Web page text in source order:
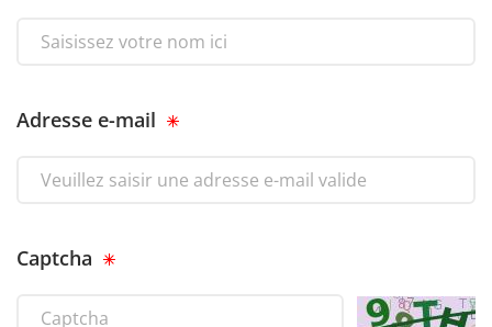
Adresse e-mail
Captcha